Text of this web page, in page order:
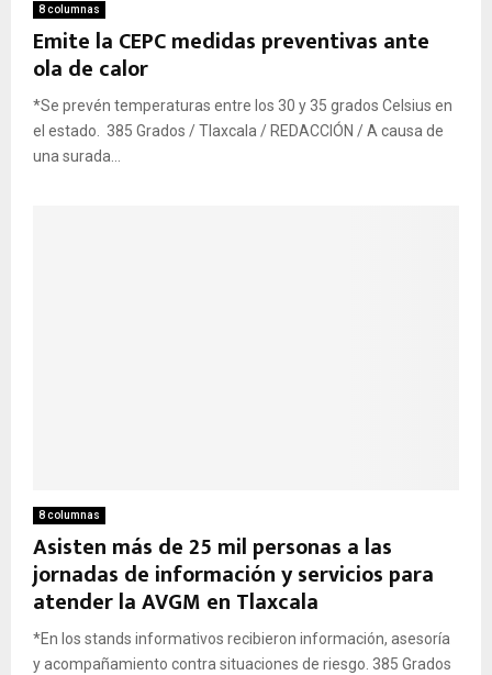
8 columnas
Emite la CEPC medidas preventivas ante
ola de calor
*Se prevén temperaturas entre los 30 y 35 grados Celsius en
el estado. 385 Grados / Tlaxcala / REDACCIÓN / A causa de
una surada...
8 columnas
Asisten más de 25 mil personas a las
jornadas de información y servicios para
atender la AVGM en Tlaxcala
*En los stands informativos recibieron información, asesoría
y acompañamiento contra situaciones de riesgo. 385 Grados